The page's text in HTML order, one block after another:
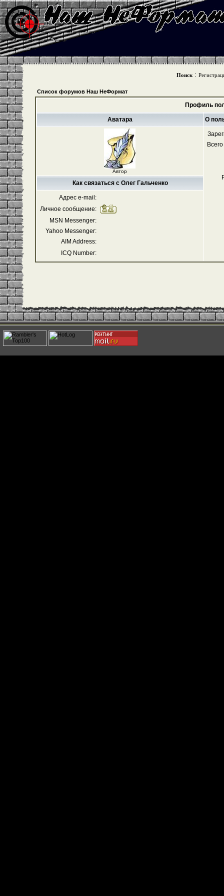
Поиск :
Список форумов Наш НеФормат
Профиль
Аватара О
Автор
Как связаться с Олег Гальченко
Адрес e-mail:
Личное сообщение:
MSN Messenger:
Yahoo Messenger:
AIM Address:
ICQ Number: